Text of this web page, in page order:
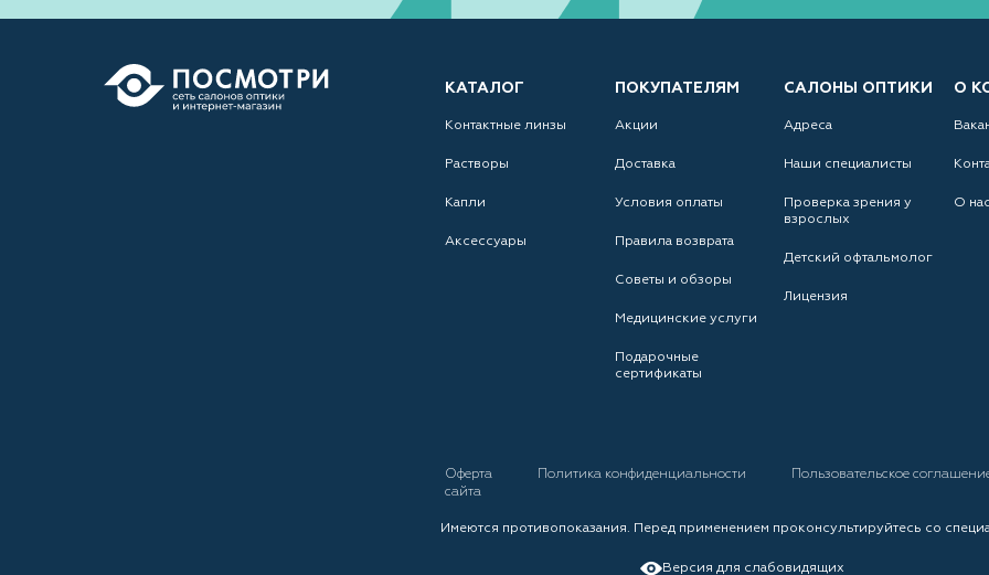
КАТАЛОГ
Контактные линзы
Растворы
Капли
Аксессуары
ПОКУПАТЕЛЯМ
Акции
Доставка
Условия оплаты
Правила возврата
Советы и обзоры
Медицинские услуги
Подарочные
сертификаты
САЛОНЫ ОПТИКИ
Адреса
Наши специалисты
Проверка зрения у
взрослых
Детский офтальмолог
Лицензия
О
О нас
Оферта Политика конфиденциальности Пользовательское
сайта
Имеются противопоказания. Перед применением проконсультируйтесь со
Версия для слабовидящих